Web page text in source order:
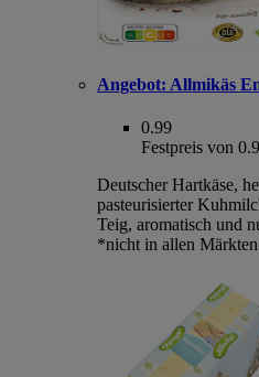
Angebot: Allmikäs
0.99
Festpreis von
Deutscher Hartkäse,
pasteurisierter
Teig, aromatisch und
*nicht in allen